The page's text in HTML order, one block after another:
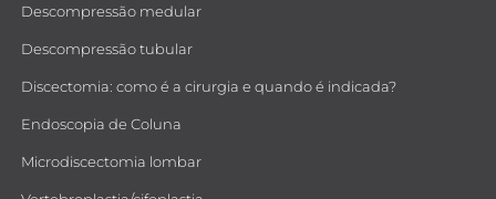
Descompressão medular
Descompressão tubular
Discectomia: como é a cirurgia e quando é indicada?
Endoscopia de Coluna
Microdiscectomia lombar